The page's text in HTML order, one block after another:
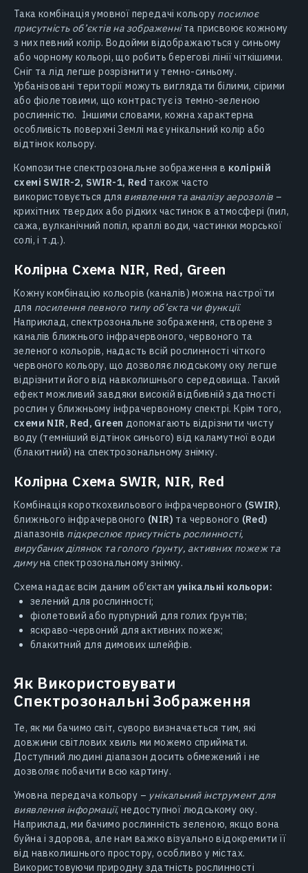
Така комбінація умовної передачі кольору посилює
присутність об’єктів на зображенніта присвоює кожному
з них певний колір. Водойми відображаються у синьому
або чорному кольорі, що робить берегові лінії чіткішими.
Сніг та лід легше розрізнити у темно-синьому.
Урбанізовані території можуть виглядати білими, сірими
або фіолетовими, що контрастує із темно-зеленою
рослинністю. Іншими словами, кожна характерна
особливість поверхні Землі має унікальний колір або
відтінок кольору.
Композитне спектрозональне зображення в колірній
схемі SWIR-2, SWIR-1, Red також часто
використовується для виявлення та аналізу аерозолів –
крихітних твердих або рідких частинок в атмосфері (пил,
сажа, вулканічний попіл, краплі води, частинки морської
солі, і т.д.).
Колірна Схема NIR, Red, Green
Кожну комбінацію кольорів (каналів) можна настроїти
для посилення певного типу об’єкта чи функції.
Наприклад, спектрозональне зображення, створене з
каналів ближнього інфрачервоного, червоного та
зеленого кольорів, надасть всій рослинності чіткого
червоного кольору, що дозволяє людському оку легше
відрізнити його від навколишнього середовища. Такий
ефект можливий завдяки високій відбивній здатності
рослин у ближньому інфрачервоному спектрі. Крім того,
схеми NIR, Red, Green допомагають відрізнити чисту
воду (темніший відтінок синього) від каламутної води
(блакитний) на спектрозональному знімку.
Колірна Схема SWIR, NIR, Red
Комбінація короткохвильового інфрачервоного (SWIR),
ближнього інфрачервоного (NIR) та червоного (Red)
діапазонів підкреслює присутність рослинності,
вирубаних ділянок та голого ґрунту, активних пожеж та
димуна спектрозональному знімку.
Схема надає всім даним об’єктам унікальні кольори:
зелений для рослинності;
фіолетовий або пурпурний для голих ґрунтів;
яскраво-червоний для активних пожеж;
блакитний для димових шлейфів.
Як Використовувати
Спектрозональні Зображення
Те, як ми бачимо світ, суворо визначається тим, які
довжини світлових хвиль ми можемо сприймати.
Доступний людині діапазон досить обмежений і не
дозволяє побачити всю картину.
Умовна передача кольору – унікальний інструмент для
виявлення інформації, недоступної людському оку.
Наприклад, ми бачимо рослинність зеленою, якщо вона
буйна і здорова, але нам важко візуально відокремити її
від навколишнього простору, особливо у містах.
Використовуючи природну здатність рослинності